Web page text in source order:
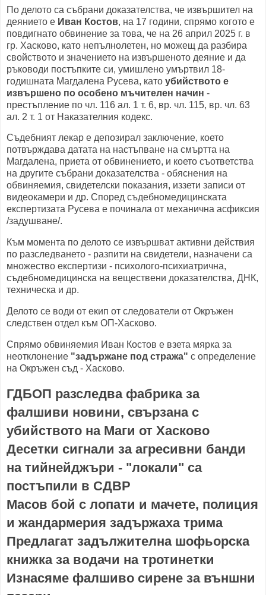
По делото са събрани доказателства, че извършител на
деянието е Иван Костов, на 17 години, спрямо когото е
повдигнато обвинение за това, че на 26 април 2025 г. в
гр. Хасково, като непълнолетен, но можещ да разбира
свойството и значението на извършеното деяние и да
ръководи постъпките си, умишлено умъртвил 18-
годишната Магдалена Русева, като убийството е
извършено по особено мъчителен начин -
престъпление по чл. 116 ал. 1 т. 6, вр. чл. 115, вр. чл. 63
ал. 2 т. 1 от Наказателния кодекс.
Съдебният лекар е депозирал заключение, което
потвърждава датата на настъпване на смъртта на
Магдалена, приета от обвинението, и което съответства
на другите събрани доказателства - обяснения на
обвиняемия, свидетелски показания, иззети записи от
видеокамери и др. Според съдебномедицинската
експертизата Русева е починала от механична асфиксия
/задушване/.
Към момента по делото се извършват активни действия
по разследването - разпити на свидетели, назначени са
множество експертизи - психолого-психиатрична,
съдебномедицинска на веществени доказателства, ДНК,
техническа и др.
Делото се води от екип от следователи от Окръжен
следствен отдел към ОП-Хасково.
Спрямо обвиняемия Иван Костов е взета мярка за
неотклонение "задържане под стража" с определение
на Окръжен съд - Хасково.
ГДБОП разследва фабрика за
фалшиви новини, свързана с
убийството на Маги от Хасково
Десетки сигнали за агресивни банди
на тийнейджъри - "локали" са
постъпили в СДВР
Масов бой с лопати и мачете, полиция
и жандармерия задържаха трима
Предлагат задължителна шофьорска
книжка за водачи на тротинетки
Изнасяме фалшиво сирене за външни